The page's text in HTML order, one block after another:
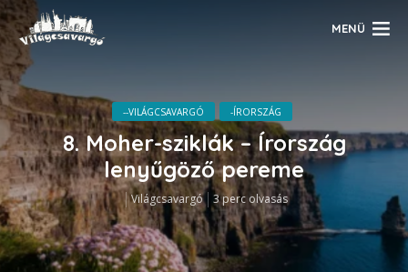
MENÜ
--VILÁGCSAVARGÓ -ÍRORSZÁG
8. Moher-sziklák – Írország
lenyűgöző pereme
Világcsavargó 3 perc olvasás